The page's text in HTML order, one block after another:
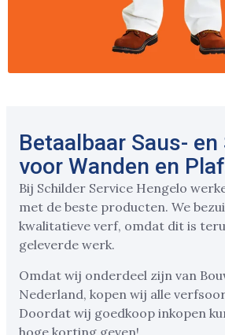
Betaalbaar Saus-
voor Wanden en
Bij Schilder Service Hengelo
met de beste producten. We
kwalitatieve verf, omdat dit is
geleverde werk.
Omdat wij onderdeel zijn van
Nederland, kopen wij alle
Doordat wij goedkoop inkopen
hoge korting geven!